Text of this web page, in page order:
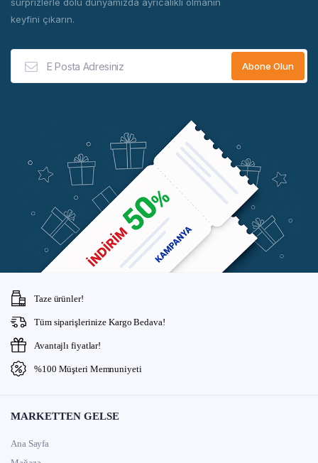
sürprizlerle dolu dünyamızda ayrıcalıklı olmanın
keyfini çıkarın.
Taze ürünler!
Tüm siparişlerinize Kargo Bedava!
Avantajlı fiyatlar!
%100 Müşteri Memnuniyeti
MARKETTEN GELSE
Ana Sayfa